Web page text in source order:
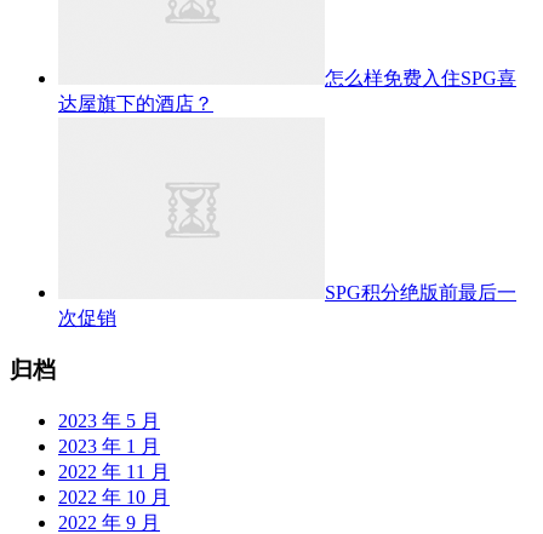
怎么样免费入住SPG喜
达屋旗下的酒店？
SPG积分绝版前最后一
次促销
归档
2023 年 5 月
2023 年 1 月
2022 年 11 月
2022 年 10 月
2022 年 9 月